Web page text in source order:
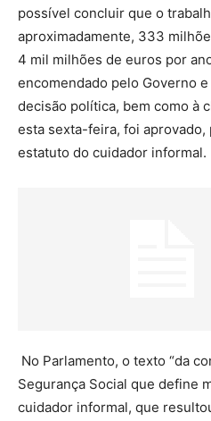
possível concluir que o
aproximadamente, 333
4 mil milhões de euros por
encomendado pelo Governo
decisão política, bem como à
esta sexta-feira, foi aprovado,
estatuto do cuidador informal.
No Parlamento, o texto “da
Segurança Social que define
cuidador informal, que